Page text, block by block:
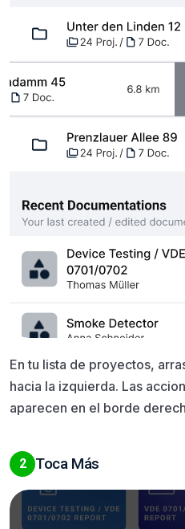
En tu lista de proyectos,
hacia la izquierda. Las
aparecen en el borde
2 Toca Más